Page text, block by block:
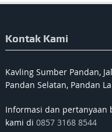
Kontak Kami
Kavling Sumber Pandan,
Pandan Selatan, Pandan
Informasi dan pertanyaan
kami di 0857 3168 8544